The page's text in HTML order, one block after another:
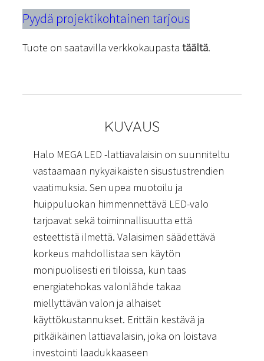
Pyydä projektikohtainen tarjous
Tuote on saatavilla verkkokaupasta täältä.
KUVAUS
Halo MEGA LED -lattiavalaisin on suunniteltu
vastaamaan nykyaikaisten sisustustrendien
vaatimuksia. Sen upea muotoilu ja
huippuluokan himmennettävä LED-valo
tarjoavat sekä toiminnallisuutta että
esteettistä ilmettä. Valaisimen säädettävä
korkeus mahdollistaa sen käytön
monipuolisesti eri tiloissa, kun taas
energiatehokas valonlähde takaa
miellyttävän valon ja alhaiset
käyttökustannukset. Erittäin kestävä ja
pitkäikäinen lattiavalaisin, joka on loistava
investointi laadukkaaseen